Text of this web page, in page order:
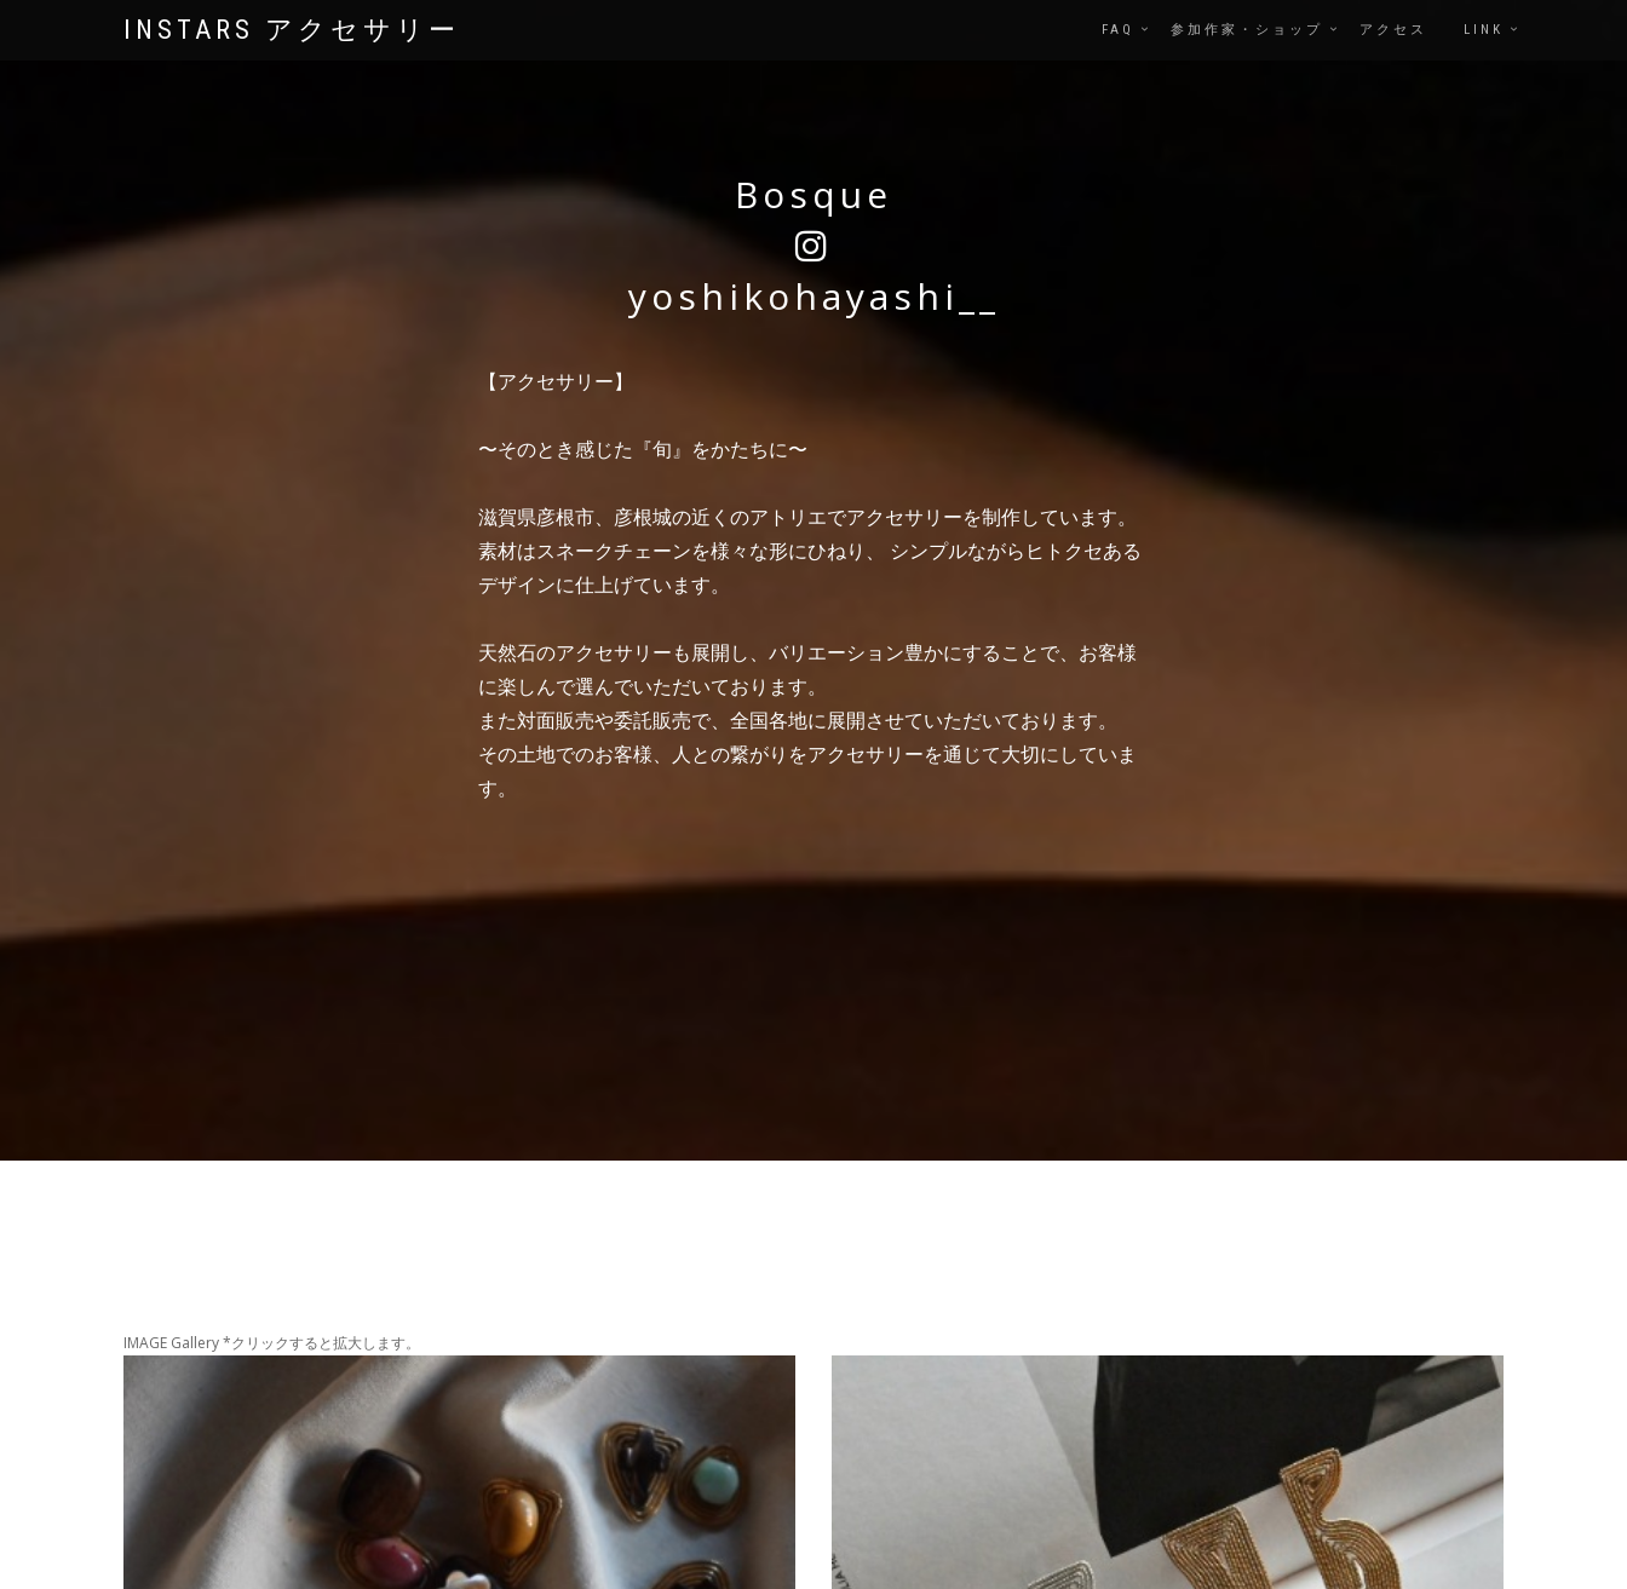
INSTARS アクセサリー FAQ 参加作家・ショップ アクセス LINK
Bosque
yoshikohayashi__
【アクセサリー】
〜そのとき感じた『旬』をかたちに〜
滋賀県彦根市、彦根城の近くのアトリエでアクセサリーを制作しています。
素材はスネークチェーンを様々な形にひねり、 シンプルながらヒトクセある
デザインに仕上げています。
天然石のアクセサリーも展開し、バリエーション豊かにすることで、お客様
に楽しんで選んでいただいております。
また対面販売や委託販売で、全国各地に展開させていただいております。
その土地でのお客様、人との繋がりをアクセサリーを通じて大切にしていま
す。
IMAGE Gallery *クリックすると拡大します。